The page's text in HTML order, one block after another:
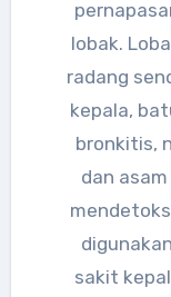
lobak.
radang
kepala,
bronkitis,
dan
sakit